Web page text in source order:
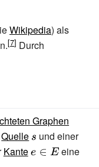
Wikipedia) als
Durch
Graphen
G=(V,E)}
Quelle {\displaystyle
s}
und einer
Kante{\displaystyle
eine